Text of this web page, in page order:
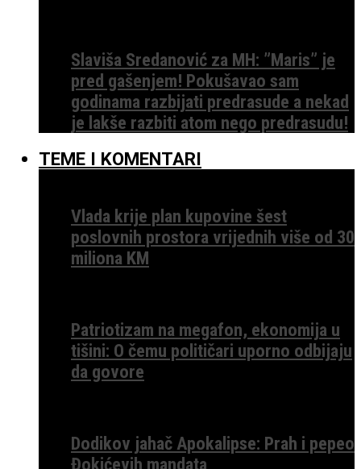
Slaviša Sredanović za MH: ”Maris” je
pred gašenjem! Pokušavao sam
godinama razbijati predrasude a nekad
je lakše razbiti atom nego predrasudu!
TEME I KOMENTARI
Vlada krije plan kupovine šest
poslovnih prostora vrijednih više od 30
miliona KM
Patriotizam na megafon, ekonomija u
tišini: O čemu političari uporno odbijaju
da govore
Dodikov jahač Apokalipse: Prah i pepeo
Đokićevih mandata